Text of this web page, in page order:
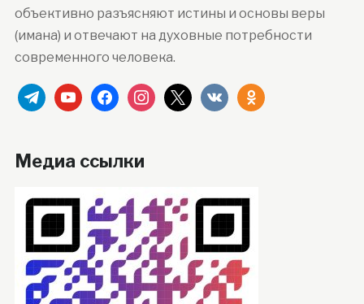
объективно разъясняют истины и основы веры
(имана) и отвечают на духовные потребности
современного человека.
telegramyoutubefacebookinstagram
x vkontakteodnoklassniki
Медиа ссылки